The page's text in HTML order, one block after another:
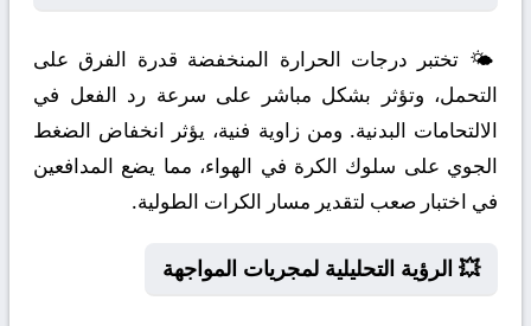
🌤️ تختبر درجات الحرارة المنخفضة قدرة الفرق على
التحمل، وتؤثر بشكل مباشر على سرعة رد الفعل في
الالتحامات البدنية. ومن زاوية فنية، يؤثر انخفاض الضغط
الجوي على سلوك الكرة في الهواء، مما يضع المدافعين
في اختبار صعب لتقدير مسار الكرات الطولية.
💥 الرؤية التحليلية لمجريات المواجهة